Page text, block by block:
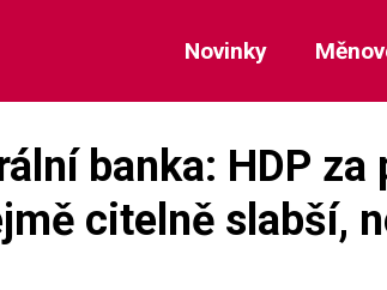
Novinky
banka: HDP za
citelně slabší,